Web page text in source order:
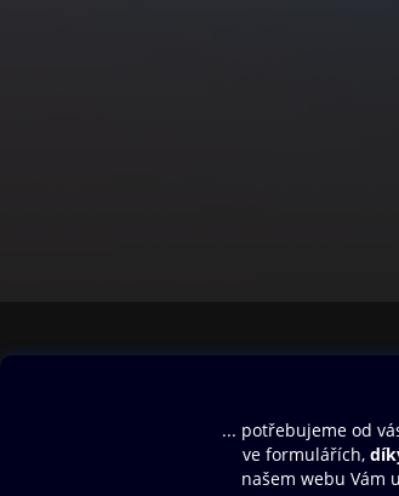
Aplikace a hry
SMS/MMS Info
Blog